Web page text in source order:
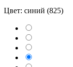
Цвет: синий (825)